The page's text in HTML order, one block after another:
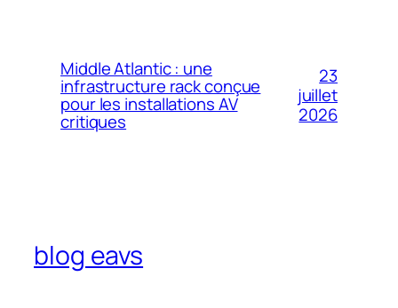
Middle Atlantic : une
infrastructure rack conçue
pour les installations AV
critiques
23
juillet
2026
blog eavs